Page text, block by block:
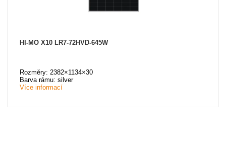
HI-MO X10 LR7-72HVD-645W
Rozměry: 2382×1134×30
Barva rámu: silver
Více informací